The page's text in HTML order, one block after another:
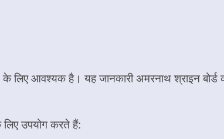
लिए आवश्यक है। यह जानकारी अमरनाथ श्राइन बोर्ड
लिए उपयोग करते हैं: